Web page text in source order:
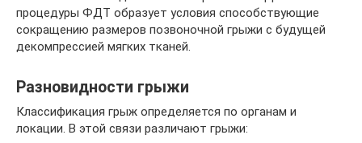
процедуры ФДТ образует условия способствующие
сокращению размеров позвоночной грыжи с будущей
декомпрессией мягких тканей.
Разновидности грыжи
Классификация грыж определяется по органам и
локации. В этой связи различают грыжи: